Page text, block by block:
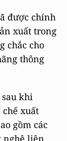
được chính
xuất trong
chắc cho
thông
khi
xuất
gồm các